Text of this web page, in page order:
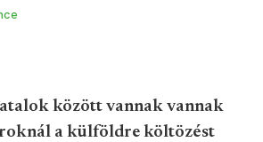
között vannak vannak
a külföldre költözést